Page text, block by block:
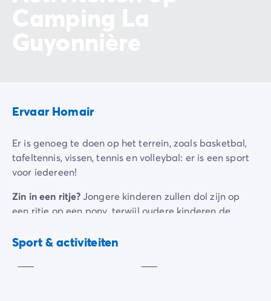
Ervaar Homair
Er is genoeg te doen op het terrein, zoals basketbal,
tafeltennis, vissen, tennis en volleybal: er is een sport
voor iedereen!
Zin in een ritje?Jongere kinderen zullen dol zijn op
een ritje op een pony, terwijl oudere kinderen de
Zin in een gezinsuitstapje?
ontworpen om je kinderen te vermaken! Schommels,
Sport & activiteiten
Tegen